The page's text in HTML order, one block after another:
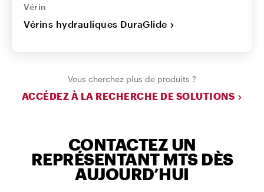
Vérin
Vérins hydrauliques DuraGlide
Vous cherchez plus de produits ?
ACCÉDEZ À LA RECHERCHE DE SOLUTIONS
CONTACTEZ UN
REPRÉSENTANT MTS DÈS
AUJOURD’HUI